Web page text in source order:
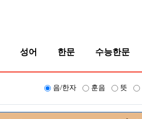
성어 한문 수능한문
음/한자 훈음 뜻